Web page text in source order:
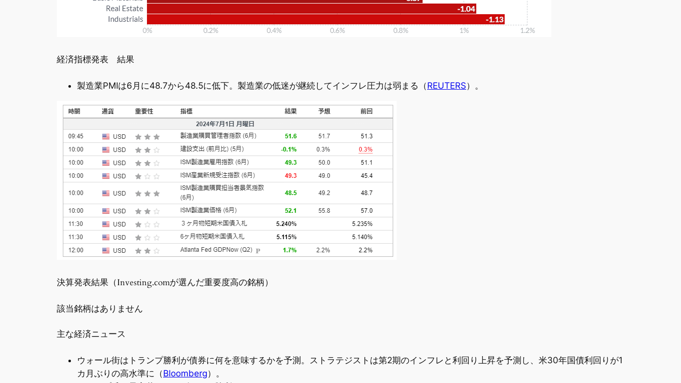
経済指標発表 結果
製造業PMIは6月に48.7から48.5に低下。製造業の低迷が継続してインフレ圧力は弱まる（REUTERS）。
決算発表結果（Investing.comが選んだ重要度高の銘柄）
該当銘柄はありません
主な経済ニュース
ウォール街はトランプ勝利が債券に何を意味するかを予測。ストラテジストは第2期のインフレと利回り上昇を予測し、米30年国債利回りが1
カ月ぶりの高水準に（Bloomberg）。